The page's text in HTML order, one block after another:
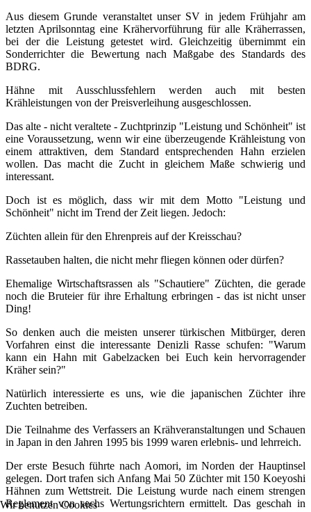
Aus diesem Grunde veranstaltet unser SV in jedem Frühjahr am
letzten Aprilsonntag eine Krähervorführung für alle Kräherrassen,
bei der die Leistung getestet wird. Gleichzeitig übernimmt ein
Sonderrichter die Bewertung nach Maßgabe des Standards des
BDRG.
Hähne mit Ausschlussfehlern werden auch mit besten
Krähleistungen von der Preisverleihung ausgeschlossen.
Das alte - nicht veraltete - Zuchtprinzip "Leistung und Schönheit" ist
eine Voraussetzung, wenn wir eine überzeugende Krähleistung von
einem attraktiven, dem Standard entsprechenden Hahn erzielen
wollen.Das macht die Zucht in gleichem Maße schwierig und
interessant.
Doch ist es möglich, dass wir mit dem Motto "Leistung und
Schönheit" nicht im Trend der Zeit liegen. Jedoch:
Züchten allein für den Ehrenpreis auf der Kreisschau?
Rassetauben halten, die nicht mehr fliegen können oder dürfen?
Ehemalige Wirtschaftsrassen als "Schautiere" Züchten, die gerade
noch die Bruteier für ihre Erhaltung erbringen - das ist nicht unser
Ding!
So denken auch die meisten unserer türkischen Mitbürger, deren
Vorfahren einst die interessante Denizli Rasse schufen: "Warum
kann ein Hahn mit Gabelzacken bei Euch kein hervorragender
Kräher sein?"
Natürlich interessierte es uns, wie die japanischen Züchter ihre
Zuchten betreiben.
Die Teilnahme des Verfassers an Krähveranstaltungen und Schauen
in Japan in den Jahren 1995 bis 1999 waren erlebnis- und lehrreich.
Der erste Besuch führte nach Aomori, im Norden der Hauptinsel
gelegen. Dort trafen sich Anfang Mai 50 Züchter mit 150 Koeyoshi
Hähnen zum Wettstreit. Die Leistung wurde nach einem strengen
Reglement von sechs Wertungsrichtern ermittelt. Das geschah in
Wir benutzen Cookies